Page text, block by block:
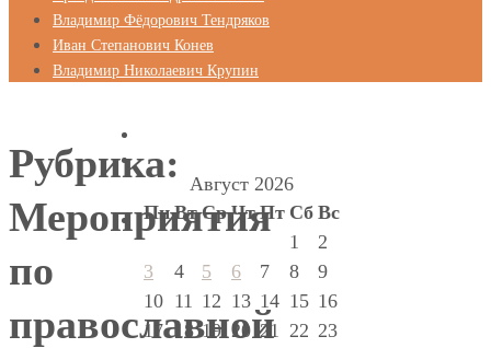
Владимир Фёдорович Тендряков
Иван Степанович Конев
Владимир Николаевич Крупин
Рубрика:
Мероприятия
по
православной
Август 2026
Пн Вт Ср Чт Пт Сб Вс
1
2
3
4 5 6 7 8
9
10 11 12 13 14 15 16
17 18 19 20 21 22 23